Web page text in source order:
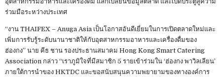
ร่วมมือระหว่างประเทศ
“งาน THAIFEX – Anuga Asia เป็นโอกาสอันดีเยี่ยมในการเปิดตลาดใหม่และ
เพิ่มการรับรู้ระดับนานาชาติให้กับอุตสาหกรรมอาหารและเครื่องดื่มของ
ฮ่องกง” นาย คีธ ชาน รองประธานสมาคม Hong Kong Smart Catering
Association กล่าว “เราภูมิใจที่มีสมาชิก 5 รายเข้าร่วมใน ‘ฮ่องกง พาวิลเลียน’
ภายใต้การนำของ HKTDC และขอสนับสนุนความพยายามของทางองค์การ